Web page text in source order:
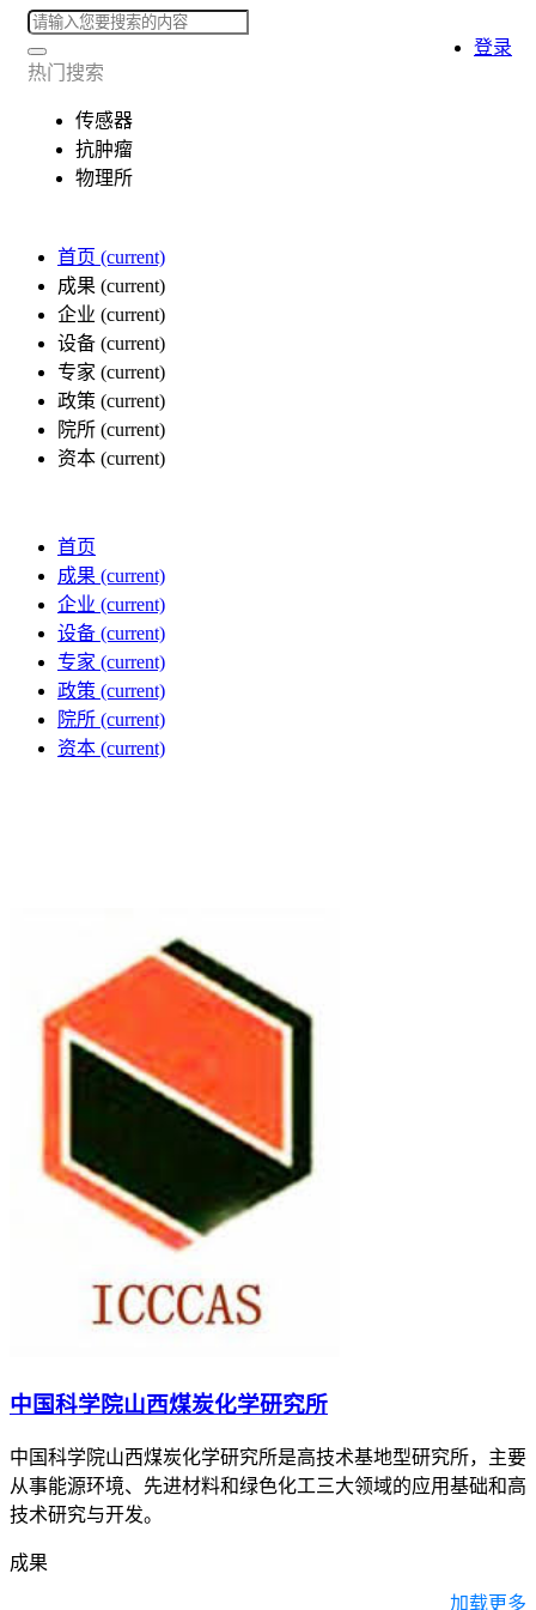
热门搜索
传感器
抗肿瘤
物理所
首页 (current)
成果 (current)
企业 (current)
设备 (current)
专家 (current)
政策 (current)
院所 (current)
资本 (current)
登录
首页
成果 (current)
企业 (current)
设备 (current)
专家 (current)
政策 (current)
院所 (current)
资本 (current)
中国科学院山西煤炭化学研究所
中国科学院山西煤炭化学研究所是高技术基地型研究所，主要
从事能源环境、先进材料和绿色化工三大领域的应用基础和高
技术研究与开发。
成果
加载更多